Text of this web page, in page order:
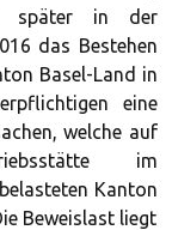
später in der
das Bestehen
Basel-Land in
eine
welche auf
im
Kanton
Beweislast liegt